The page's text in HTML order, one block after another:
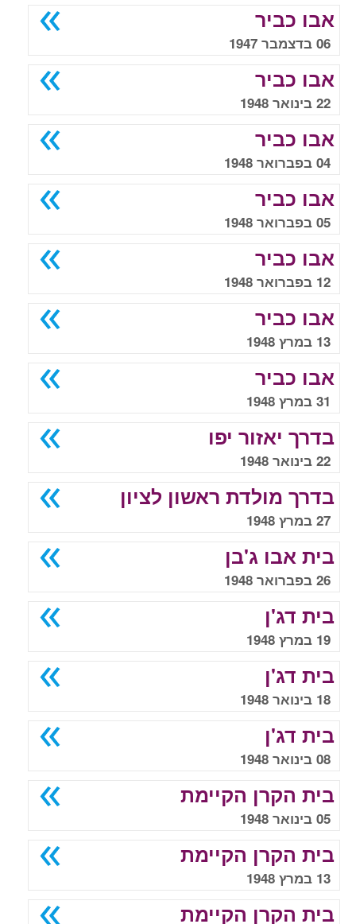
אבו כביר
06 בדצמבר 1947
אבו כביר
22 בינואר 1948
אבו כביר
04 בפברואר 1948
אבו כביר
05 בפברואר 1948
אבו כביר
12 בפברואר 1948
אבו כביר
13 במרץ 1948
אבו כביר
31 במרץ 1948
בדרך יאזור יפו
22 בינואר 1948
בדרך מולדת ראשון לציון
27 במרץ 1948
בית אבו ג'בן
26 בפברואר 1948
בית דג'ן
19 במרץ 1948
בית דג'ן
18 בינואר 1948
בית דג'ן
08 בינואר 1948
בית הקרן הקיימת
05 בינואר 1948
בית הקרן הקיימת
13 במרץ 1948
בית הקרן הקיימת